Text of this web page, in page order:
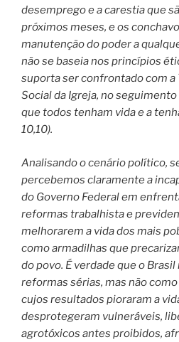
desemprego e a carestia que
próximos meses, e os
manutenção do poder a
não se baseia nos princípios
suporta ser confrontado com a
Social da Igreja, no
que todos tenham vida e a
10,10).
Analisando o cenário político,
percebemos claramente a
do Governo Federal em
reformas trabalhista e
melhorarem a vida dos mais
como armadilhas que
do povo. É verdade que o
reformas sérias, mas não
cujos resultados pioraram a
desprotegeram vulneráveis,
agrotóxicos antes proibidos,